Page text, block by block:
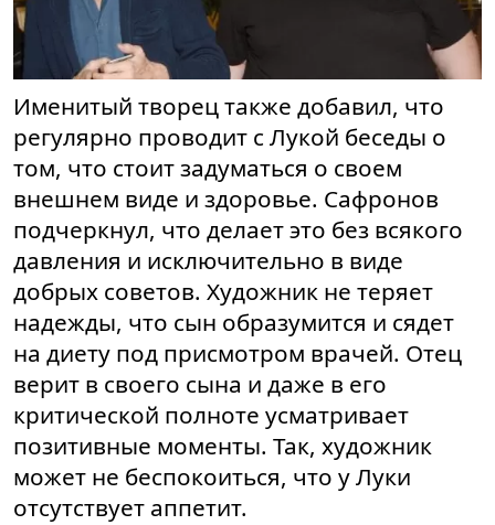
Именитый творец также добавил, что
регулярно проводит с Лукой беседы о
том, что стоит задуматься о своем
внешнем виде и здоровье. Сафронов
подчеркнул, что делает это без всякого
давления и исключительно в виде
добрых советов. Художник не теряет
надежды, что сын образумится и сядет
на диету под присмотром врачей. Отец
верит в своего сына и даже в его
критической полноте усматривает
позитивные моменты. Так, художник
может не беспокоиться, что у Луки
отсутствует аппетит.